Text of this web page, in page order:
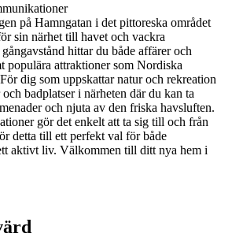
på Hamngatan i det pittoreska området
sin närhet till havet och vackra
hittar du både affärer och
populära attraktioner som Nordiska
dig som uppskattar natur och rekreation
badplatser i närheten där du kan ta
och njuta av den friska havsluften.
gör det enkelt att ta sig till och från
detta till ett perfekt val för både
aktivt liv. Välkommen till ditt nya hem i